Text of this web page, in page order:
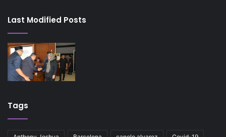
Last Modified Posts
Tags